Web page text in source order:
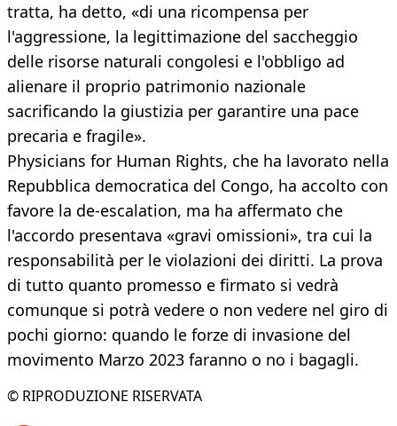
tratta, ha detto, «di una ricompensa per
l'aggressione, la legittimazione del saccheggio
delle risorse naturali congolesi e l'obbligo ad
alienare il proprio patrimonio nazionale
sacrificando la giustizia per garantire una pace
precaria e fragile».
Physicians for Human Rights, che ha lavorato nella
Repubblica democratica del Congo, ha accolto con
favore la de-escalation, ma ha affermato che
l'accordo presentava «gravi omissioni», tra cui la
responsabilità per le violazioni dei diritti. La prova
di tutto quanto promesso e firmato si vedrà
comunque si potrà vedere o non vedere nel giro di
pochi giorno: quando le forze di invasione del
movimento Marzo 2023 faranno o no i bagagli.
© RIPRODUZIONE RISERVATA